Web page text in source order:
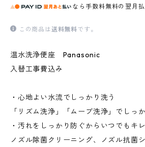
なら 手数料無料の 翌月
この商品は送料無料です。
温水洗浄便座 Panasonic
入替工事費込み
・心地よい水流でしっかり洗う
「リズム洗浄」「ムーブ洗浄」でしっ
・汚れをしっかり防ぐからいつでもキ
ノズル除菌クリーニング、ノズル抗菌